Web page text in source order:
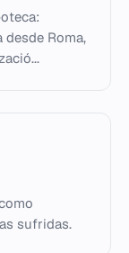
Roma,
sufridas.